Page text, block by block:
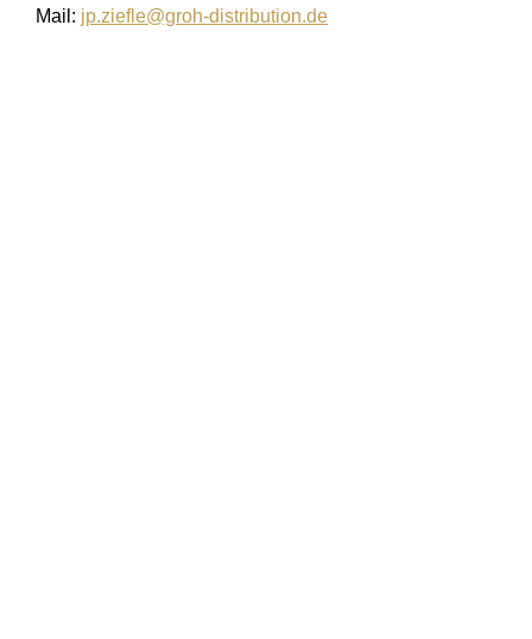
Mail: jp.ziefle@groh-distribution.de